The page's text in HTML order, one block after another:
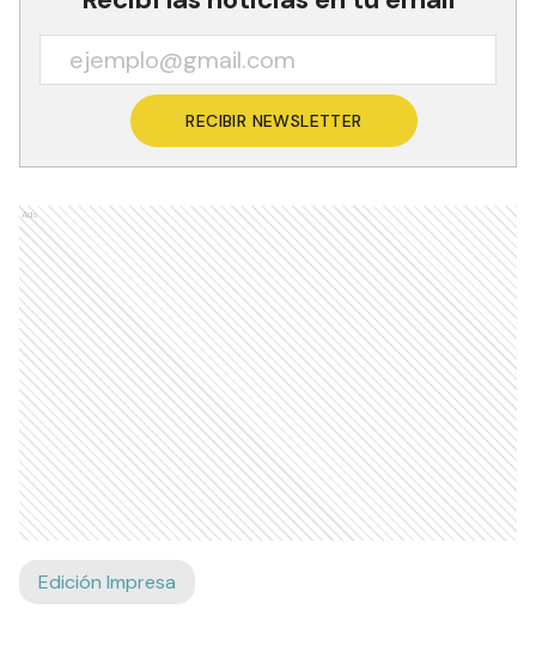
RECIBIR NEWSLETTER
Ads
Edición Impresa